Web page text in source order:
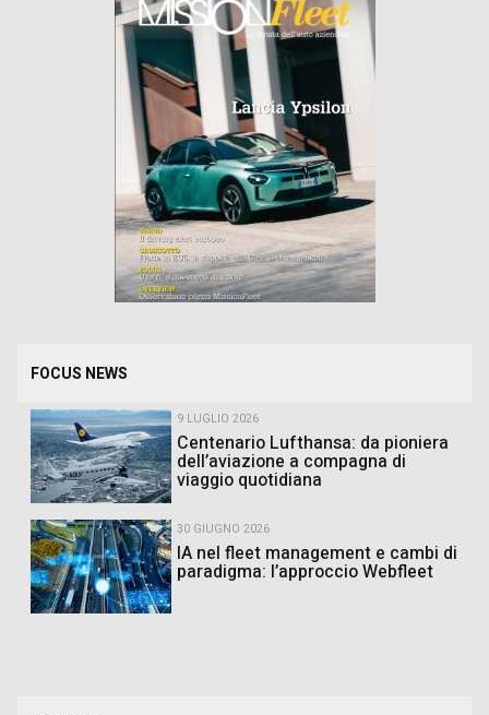
FOCUS NEWS
9 LUGLIO 2026
Centenario Lufthansa: da pioniera
dell’aviazione a compagna di
viaggio quotidiana
30 GIUGNO 2026
IA nel fleet management e cambi di
paradigma: l’approccio Webfleet